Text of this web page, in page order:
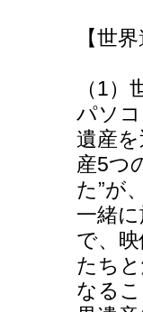
【世
（1
パソ
遺産
産5つ
た”が
一緒
で、
たち
なる